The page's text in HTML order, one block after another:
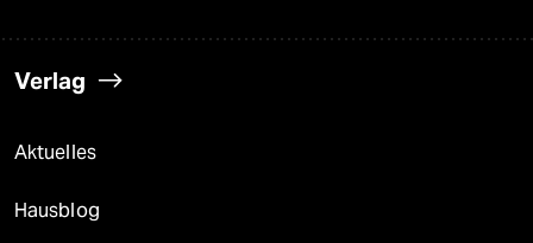
Verlag
Aktuelles
Hausblog